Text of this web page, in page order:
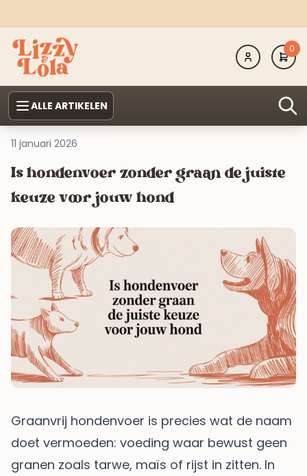
0
ALLE ARTIKELEN
11 januari 2026
Is hondenvoer zonder graan de juiste
keuze voor jouw hond
Graanvrij hondenvoer is precies wat de naam
doet vermoeden: voeding waar bewust geen
granen zoals tarwe, maïs of rijst in zitten. In